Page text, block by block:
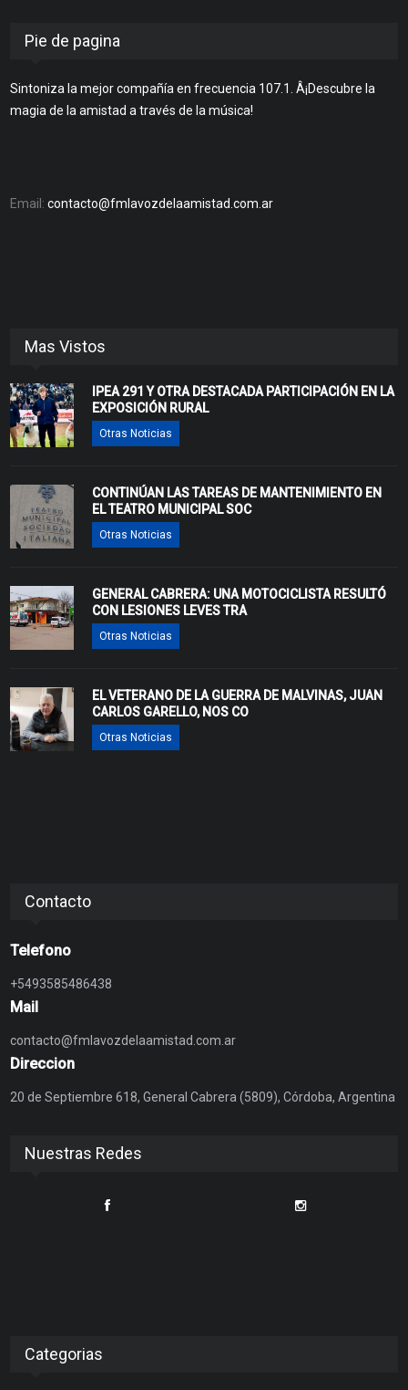
Pie de pagina
Sintoniza la mejor compañía en frecuencia 107.1. Â¡Descubre la
magia de la amistad a través de la música!
Email:contacto@fmlavozdelaamistad.com.ar
Mas Vistos
IPEA 291 Y OTRA DESTACADA PARTICIPACIÓN EN LA
EXPOSICIÓN RURAL
Otras Noticias
CONTINÚAN LAS TAREAS DE MANTENIMIENTO EN
EL TEATRO MUNICIPAL SOC
Otras Noticias
GENERAL CABRERA: UNA MOTOCICLISTA RESULTÓ
CON LESIONES LEVES TRA
Otras Noticias
EL VETERANO DE LA GUERRA DE MALVINAS, JUAN
CARLOS GARELLO, NOS CO
Otras Noticias
Contacto
Telefono
+5493585486438
Mail
contacto@fmlavozdelaamistad.com.ar
Direccion
20 de Septiembre 618, General Cabrera (5809), Córdoba, Argentina
Nuestras Redes
Categorias